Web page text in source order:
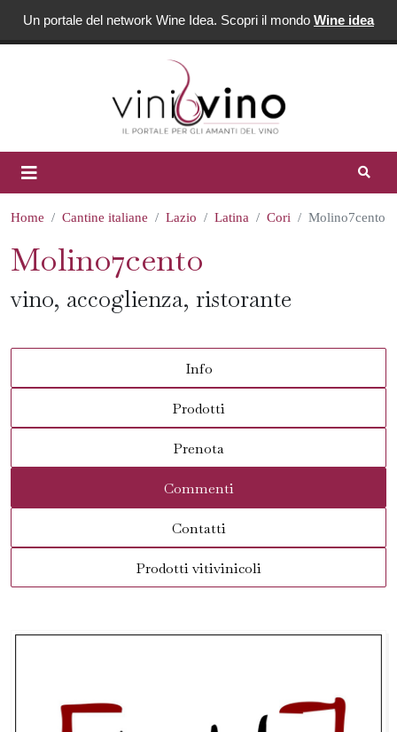
Un portale del network Wine Idea. Scopri il mondo Wine idea
Home Cantine italiane Lazio Latina Cori Molino7cento
Molino7cento
vino, accoglienza, ristorante
Info
Prodotti
Prenota
Commenti
Contatti
Prodotti vitivinicoli